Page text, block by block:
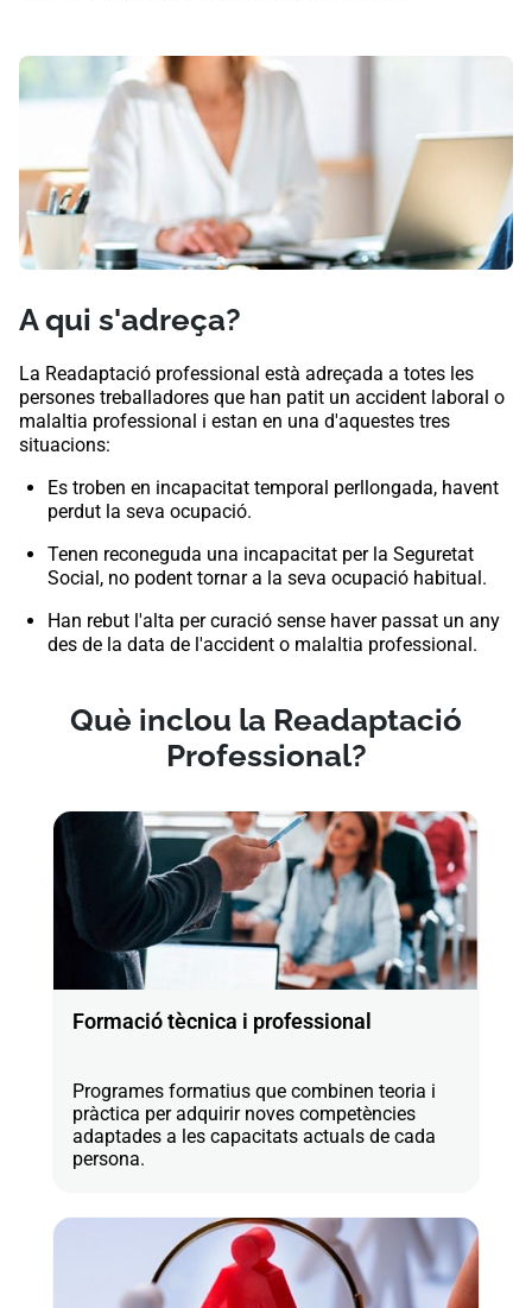
A qui s'adreça?
La Readaptació professional està adreçada a totes les
persones treballadores que han patit un accident laboral o
malaltia professional i estan en una d'aquestes tres
situacions:
Es troben en incapacitat temporal perllongada, havent
perdut la seva ocupació.
Tenen reconeguda una incapacitat per la Seguretat
Social, no podent tornar a la seva ocupació habitual.
Han rebut l'alta per curació sense haver passat un any
des de la data de l'accident o malaltia professional.
Què inclou la Readaptació
Professional?
Formació tècnica i professional
Programes formatius que combinen teoria i
pràctica per adquirir noves competències
adaptades a les capacitats actuals de cada
persona.